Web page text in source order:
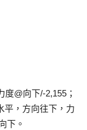
@向下/-2,155；
平，方向往下，力
下。